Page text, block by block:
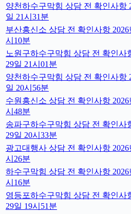
양천하수구막힘 상담 전 확인사항
일 21시31분
부산흥신소 상담 전 확인사항 2026
시10분
노원구하수구막힘 상담 전 확인사
29일 21시01분
양천하수구막힘 상담 전 확인사항
일 20시56분
수원흥신소 상담 전 확인사항 2026
시48분
송파구하수구막힘 상담 전 확인사
29일 20시33분
광고대행사 상담 전 확인사항 2026
시26분
하수구막힘 상담 전 확인사항 2026
시16분
영등포하수구막힘 상담 전 확인사
29일 19시51분